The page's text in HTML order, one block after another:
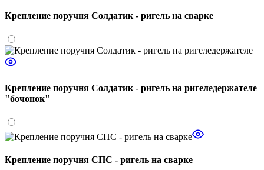
Крепление поручня Солдатик - ригель на сварке
Крепление поручня Солдатик - ригель на ригеледержателе
"бочонок"
Крепление поручня СПС - ригель на сварке